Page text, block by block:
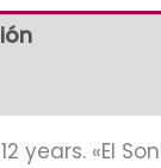
12 years. «El